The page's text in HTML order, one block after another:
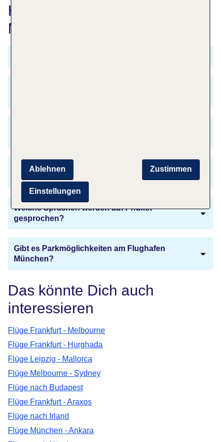
Häufig gestellte Fragen zu
München nach Hongkong
Brauche ich einen Reisepass, um nach Phuket
zu fliegen?
Welche Sprachen werden auf Phuket
gesprochen?
Gibt es Parkmöglichkeiten am Flughafen
München?
Das könnte Dich auch
interessieren
Flüge Frankfurt - Melbourne
Flüge Frankfurt - Hurghada
Flüge Leipzig - Mallorca
Flüge Melbourne - Sydney
Flüge nach Budapest
Flüge Frankfurt - Araxos
Flüge nach Irland
Flüge München - Ankara
Zustimmen
Ablehnen
Einstellungen